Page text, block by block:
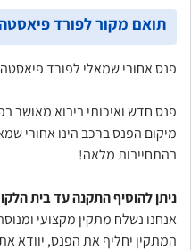
תואם מקור לפורד פיאסטה 2012
פנס אחורי שמאלי לפורד פיאסטה 2009-2012 (5 דלתות)
פנס חדש ואיכותי ביבוא מאושר
בהתחייבות מלאה!
ניתן להוסיף התקנה עד בית
אנחנו נשלח מתקין מקצועי
המתקין יחליף את הפנס, יוודא